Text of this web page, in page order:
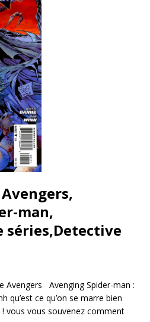
man,
séries,Detective
Avengers Avenging Spider-man :
qu’est ce qu’on se marre bien
vous vous souvenez comment